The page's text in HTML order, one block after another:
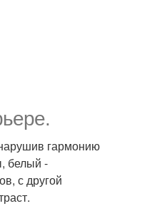
гармонию
белый -
с другой